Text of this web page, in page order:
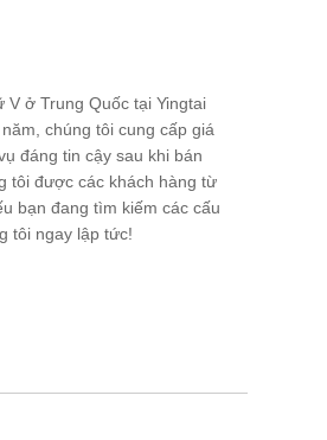
ở Trung Quốc tại Yingtai
chúng tôi cung cấp giá
đáng tin cậy sau khi bán
tôi được các khách hàng từ
bạn đang tìm kiếm các cấu
tôi ngay lập tức!